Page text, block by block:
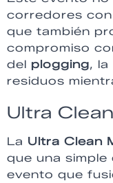
corredores
que también
compromiso
del plogging,
residuos
Ultra
La Ultra Clean
que una
evento que